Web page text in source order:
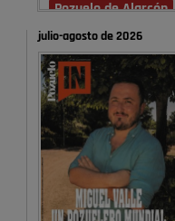
Pozuelo de Alarcón
Pozuelo
Grande: las
También pienso que si
falta denunciar nada
Pozuelo de Alarcón
Quejas por
la limpieza …
julio-agosto de 2026